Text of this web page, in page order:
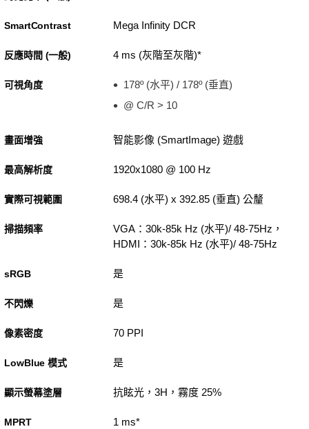
SmartContrast Mega Infinity DCR
反應時間 (一般) 4 ms (灰階至灰階)*
可視角度
178º (水平) / 178º (垂直)
@ C/R > 10
畫面增強 智能影像 (SmartImage) 遊戲
最高解析度 1920x1080 @ 100 Hz
實際可視範圍 698.4 (水平) x 392.85 (垂直) 公釐
掃描頻率
VGA：30k-85k Hz (水平)/ 48-75Hz，
HDMI：30k-85k Hz (水平)/ 48-75Hz
sRGB 是
不閃爍 是
像素密度 70 PPI
LowBlue 模式 是
顯示螢幕塗層 抗眩光，3H，霧度 25%
MPRT 1 ms*